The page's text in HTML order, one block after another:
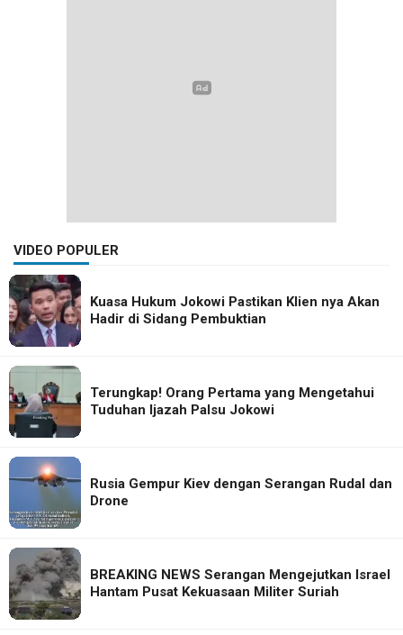
VIDEO POPULER
Kuasa Hukum Jokowi Pastikan Klien nya Akan
Hadir di Sidang Pembuktian
Terungkap! Orang Pertama yang Mengetahui
Tuduhan Ijazah Palsu Jokowi
Rusia Gempur Kiev dengan Serangan Rudal dan
Drone
BREAKING NEWS Serangan Mengejutkan Israel
Hantam Pusat Kekuasaan Militer Suriah